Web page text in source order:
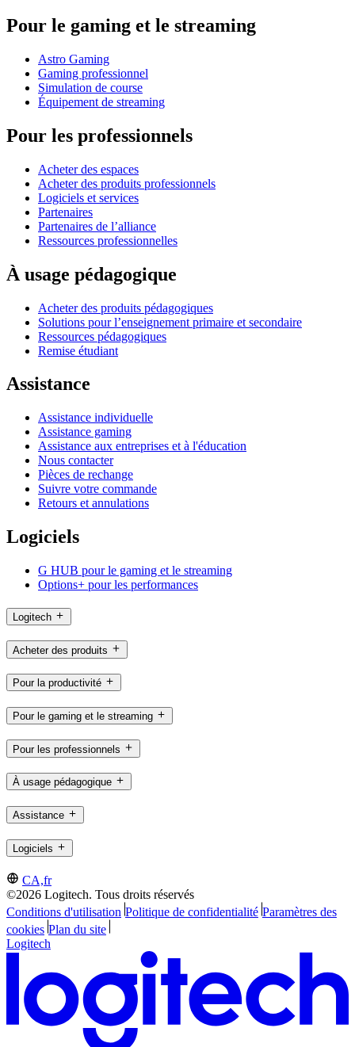
Pour le gaming et le streaming
Astro Gaming
Gaming professionnel
Simulation de course
Équipement de streaming
Pour les professionnels
Acheter des espaces
Acheter des produits professionnels
Logiciels et services
Partenaires
Partenaires de l’alliance
Ressources professionnelles
À usage pédagogique
Acheter des produits pédagogiques
Solutions pour l’enseignement primaire et secondaire
Ressources pédagogiques
Remise étudiant
Assistance
Assistance individuelle
Assistance gaming
Assistance aux entreprises et à l'éducation
Nous contacter
Pièces de rechange
Suivre votre commande
Retours et annulations
Logiciels
G HUB pour le gaming et le streaming
Options+ pour les performances
Logitech
Acheter des produits
Pour la productivité
Pour le gaming et le streaming
Pour les professionnels
À usage pédagogique
Assistance
Logiciels
CA,fr
©2026 Logitech. Tous droits réservés
Conditions d'utilisation Politique de confidentialité Paramètres des
cookies Plan du site
Logitech